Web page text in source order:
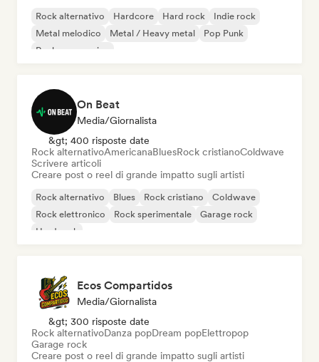
Rock alternativo Hardcore Hard rock
Indie rock
Metal melodico
Metal / Heavy metal
Pop Punk
Rock progressivo
On Beat
Media/Giornalista
&gt; 400 risposte date
Rock alternativoAmericanaBluesRock cristianoColdwave
Scrivere articoli
Creare post o reel di grande impatto sugli artisti
Rock alternativo Blues Rock cristiano
Coldwave
Rock elettronico
Rock sperimentale
Garage rock
Hard rock
Ecos Compartidos
Media/Giornalista
&gt; 300 risposte date
Rock alternativoDanza popDream popElettropop
Garage rock
Creare post o reel di grande impatto sugli artisti